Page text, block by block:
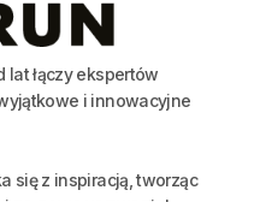
lat łączy ekspertów
i innowacyjne
się z inspiracją, tworząc